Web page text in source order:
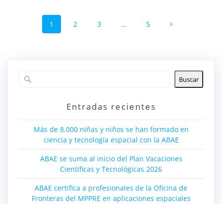
Navegación
Página
1 Página
2 Página
3 … Página
5
Buscar
Entradas recientes
Más de 8.000 niñas y niños se han formado en
ciencia y tecnología espacial con la ABAE
ABAE se suma al inicio del Plan Vacaciones
Científicas y Tecnológicas 2026
ABAE certifica a profesionales de la Oficina de
Fronteras del MPPRE en aplicaciones espaciales